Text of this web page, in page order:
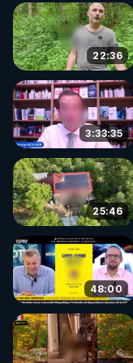
▶ 30 jours gratuit
de bien-être
Rendez-vous sur
le code :
22:36
3:33:35
25:46
48:00